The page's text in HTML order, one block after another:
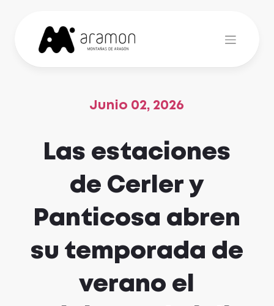
Junio 02, 2026
Las estaciones
de Cerler y
Panticosa abren
su temporada de
verano el